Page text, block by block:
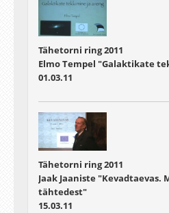
Tähetorni ring 2011
Elmo Tempel "Galaktikate
01.03.11
Tähetorni ring 2011
Jaak Jaaniste
tähtedest"
15.03.11